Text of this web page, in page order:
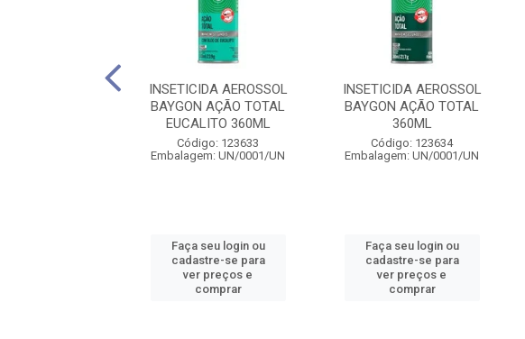
INSETICIDA AEROSSOL
BAYGON AÇÃO TOTAL
EUCALITO 360ML
Código: 123633
Embalagem: UN/0001/UN
Faça seu login ou
cadastre-se para
ver preços e
comprar
INSETICIDA AEROSSOL
BAYGON AÇÃO TOTAL
360ML
Código: 123634
Embalagem: UN/0001/UN
Faça seu login ou
cadastre-se para
ver preços e
comprar